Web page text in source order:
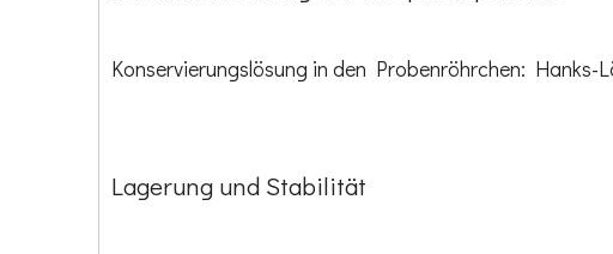
Konservierungslösung in den Probenröhrchen:
Lagerung und Stabilität